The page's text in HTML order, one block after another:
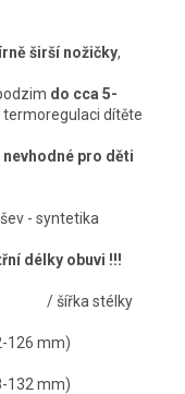
širší nožičky,
do cca 5-
termoregulaci dítěte
pro děti
- syntetika
délky obuvi !!!
/ šířka stélky
122-126 mm)
128-132 mm)